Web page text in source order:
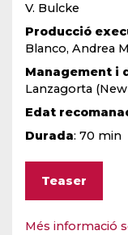
V. Bulcke
Producció
Blanco, Andrea
Management i
Lanzagorta
Edat
Durada: 70 min
Teaser
Més informació